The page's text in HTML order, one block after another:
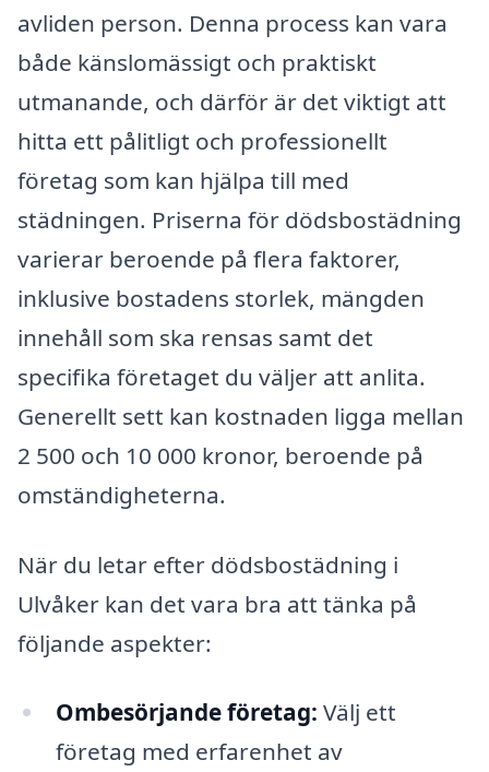
avliden person. Denna process kan vara
både känslomässigt och praktiskt
utmanande, och därför är det viktigt att
hitta ett pålitligt och professionellt
företag som kan hjälpa till med
städningen. Priserna för dödsbostädning
varierar beroende på flera faktorer,
inklusive bostadens storlek, mängden
innehåll som ska rensas samt det
specifika företaget du väljer att anlita.
Generellt sett kan kostnaden ligga mellan
2 500 och 10 000 kronor, beroende på
omständigheterna.
När du letar efter dödsbostädning i
Ulvåker kan det vara bra att tänka på
följande aspekter:
Ombesörjande företag: Välj ett
företag med erfarenhet av